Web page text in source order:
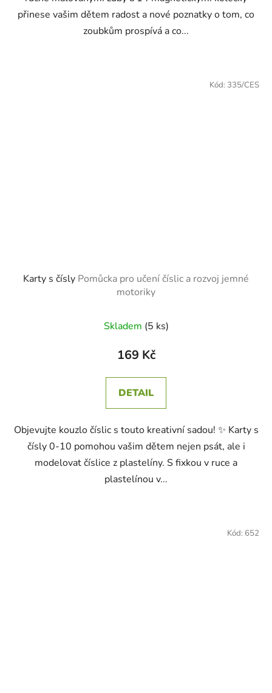
přinese vašim dětem radost a nové poznatky o tom, co
zoubkům prospívá a co...
Karty s čísly Pomůcka pro učení číslic a rozvoj jemné
motoriky
Skladem (5 ks)
169 Kč
DETAIL
Objevujte kouzlo číslic s touto kreativní sadou! ✨ Karty s
čísly 0-10 pomohou vašim dětem nejen psát, ale i
modelovat číslice z plastelíny. S fixkou v ruce a
plastelínou v...
Kód: 335/CES
Kód: 652